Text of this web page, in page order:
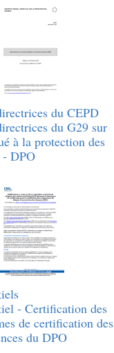
du CEPD
du G29 sur
à la protection des
- DPO
- Certification des
de certification des
du DPO